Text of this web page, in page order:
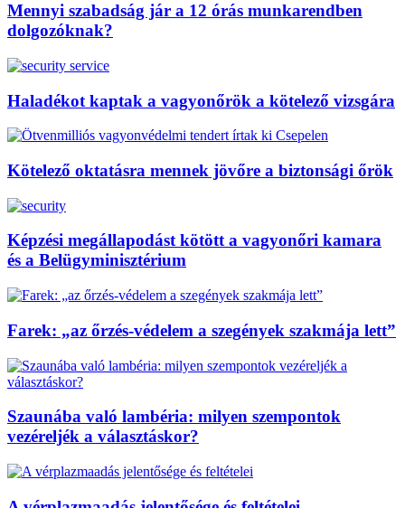
Mennyi szabadság jár a 12 órás munkarendben
dolgozóknak?
Haladékot kaptak a vagyonőrök a kötelező vizsgára
Kötelező oktatásra mennek jövőre a biztonsági őrök
Képzési megállapodást kötött a vagyonőri kamara
és a Belügyminisztérium
Farek: „az őrzés-védelem a szegények szakmája lett”
Szaunába való lambéria: milyen szempontok
vezéreljék a választáskor?